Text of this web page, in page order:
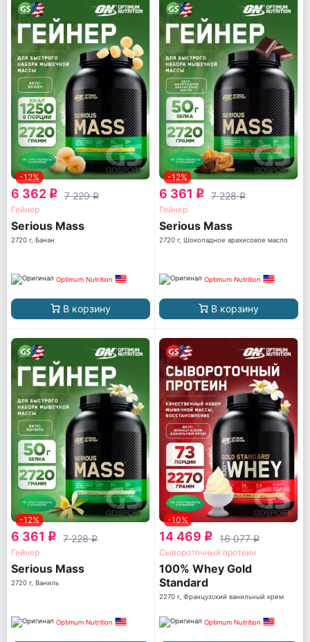
-12%
6 362 q 7 229q
Гейнер
Serious Mass
2720 г, Банан
Optimum Nutrition
В корзину
-12%
6 361 q 7 228q
Гейнер
Serious Mass
2720 г, Шоколадное арахисовое масло
Optimum Nutrition
В корзину
-12%
6 361 q 7 228q
Гейнер
Serious Mass
2720 г, Ваниль
Optimum Nutrition
-10%
14 469 q 16 077q
Сывороточный протеин
100% Whey Gold
Standard
2270 г, Французский ванильный крем
Optimum Nutrition